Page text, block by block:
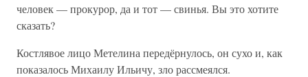
человек — прокурор, да и тот — свинья. Вы это хотите
сказать?
Костлявое лицо Метелина передёрнулось, он сухо и, как
показалось Михаилу Ильичу, зло рассмеялся.